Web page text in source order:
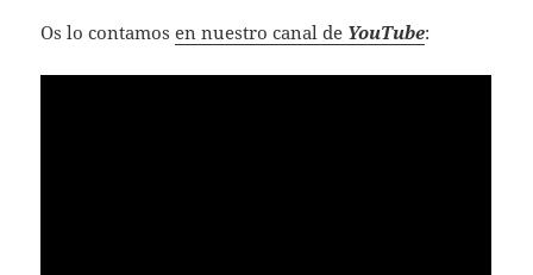
Os lo contamosen nuestro canal de YouTube: